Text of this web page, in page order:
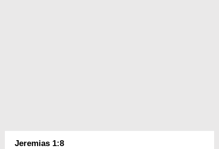
Jeremias 1:8